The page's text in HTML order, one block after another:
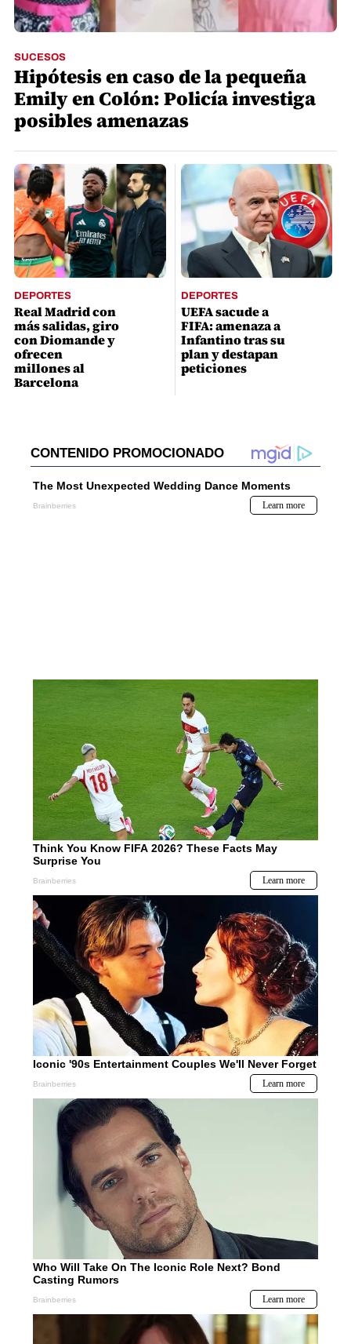
SUCESOS
Hipótesis en caso de la pequeña
Emily en Colón: Policía investiga
posibles amenazas
DEPORTES
Real Madrid con
más salidas, giro
con Diomande y
ofrecen
millones al
Barcelona
DEPORTES
UEFA sacude a
FIFA: amenaza a
Infantino tras su
plan y destapan
peticiones